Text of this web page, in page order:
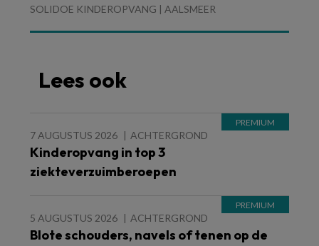
SOLIDOE KINDEROPVANG | AALSMEER
Lees ook
7 AUGUSTUS 2026 ACHTERGROND
Kinderopvang in top 3
ziekteverzuimberoepen
5 AUGUSTUS 2026 ACHTERGROND
Blote schouders, navels of tenen op de